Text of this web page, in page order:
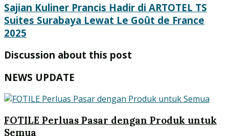
Sajian Kuliner Prancis Hadir di ARTOTEL TS
Suites Surabaya Lewat Le Goût de France
2025
Discussion about this post
NEWS UPDATE
FOTILE Perluas Pasar dengan Produk untuk
Semua